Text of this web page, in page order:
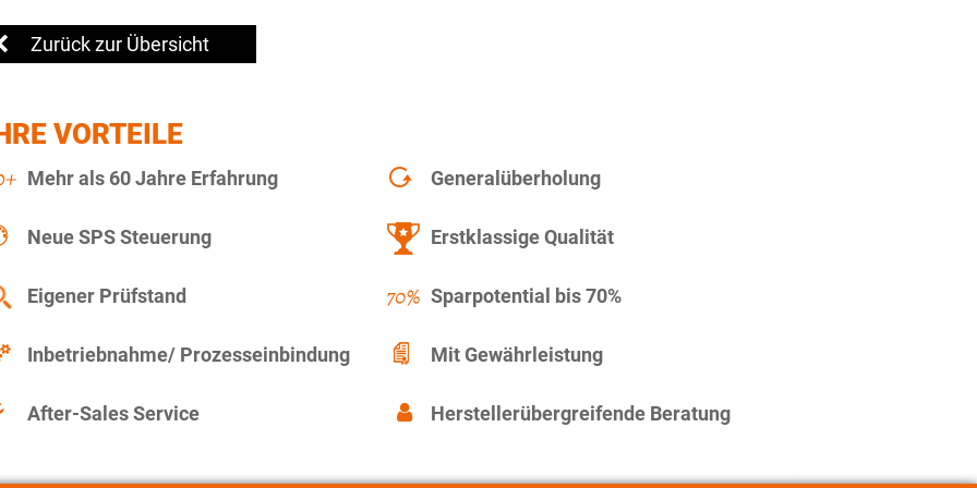
Zurück zur Übersicht
VORTEILE
Mehr als 60 Jahre Erfahrung Generalüberholung
Neue SPS Steuerung Erstklassige Qualität
Eigener Prüfstand Sparpotential bis 70%
Inbetriebnahme/ Prozesseinbindung Mit Gewährleistung
After-Sales Service Herstellerübergreifende Beratung